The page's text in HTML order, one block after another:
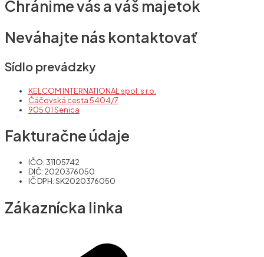
Chránime vás a váš majetok
Neváhajte nás kontaktovať
Sídlo prevádzky
KELCOM INTERNATIONAL spol. s r.o.
Čáčovská cesta 5404/7
905 01 Senica
Fakturačne údaje
IČO: 31105742
DIČ: 2020376050
IČ DPH: SK2020376050
Zákaznícka linka